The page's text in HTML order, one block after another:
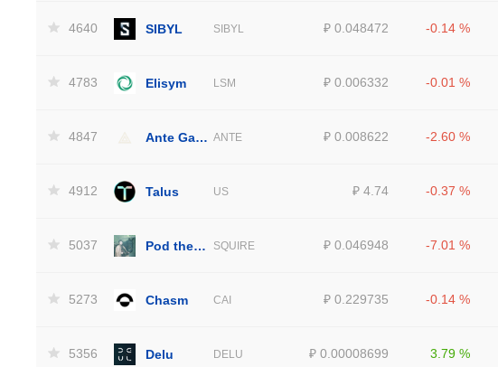
4640 SIBYL SIBYL ₽ 0.048472 -0.14 %
4783 Elisym LSM ₽ 0.006332 -0.01 %
4847 ANTE ₽ 0.008622 -2.60 %
4912 Talus US ₽ 4.74 -0.37 %
5037 SQUIRE ₽ 0.046948 -7.01 %
5273 Chasm CAI ₽ 0.229735 -0.14 %
5356 Delu DELU ₽ 0.00008699 3.79 %